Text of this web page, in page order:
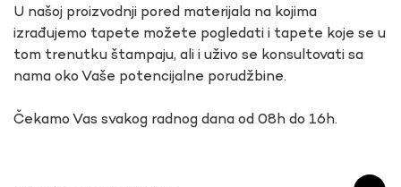
U našoj proizvodnji pored materijala na kojima
izrađujemo tapete možete pogledati i tapete koje se u
tom trenutku štampaju, ali i uživo se konsultovati sa
nama oko Vaše potencijalne porudžbine.
Čekamo Vas svakog radnog dana od 08h do 16h.